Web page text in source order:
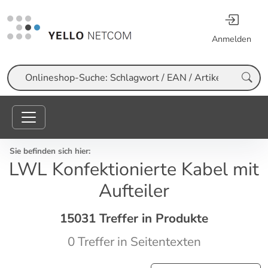
Anmelden
Suche
Sie befinden sich hier:
LWL Konfektionierte Kabel mit
Aufteiler
15031 Treffer in Produkte
0 Treffer in Seitentexten